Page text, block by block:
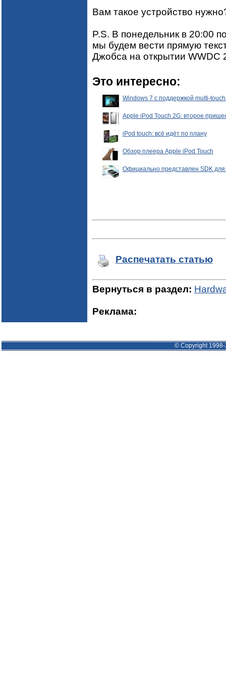
Вам такое устройство
P.S. В понедельник в 20:00
мы будем вести прямую
Джобса на открытии WWDC
Это интересно:
Windows 7 с поддержкой multi-
Apple iPod Touch 2G: второе
iPod touch: всё идёт по плану
Обзор плеера Apple iPod Touch
Официально представлен SDK для
Распечатать статью
Вернуться в раздел:
Реклама:
© Copyright 1998-